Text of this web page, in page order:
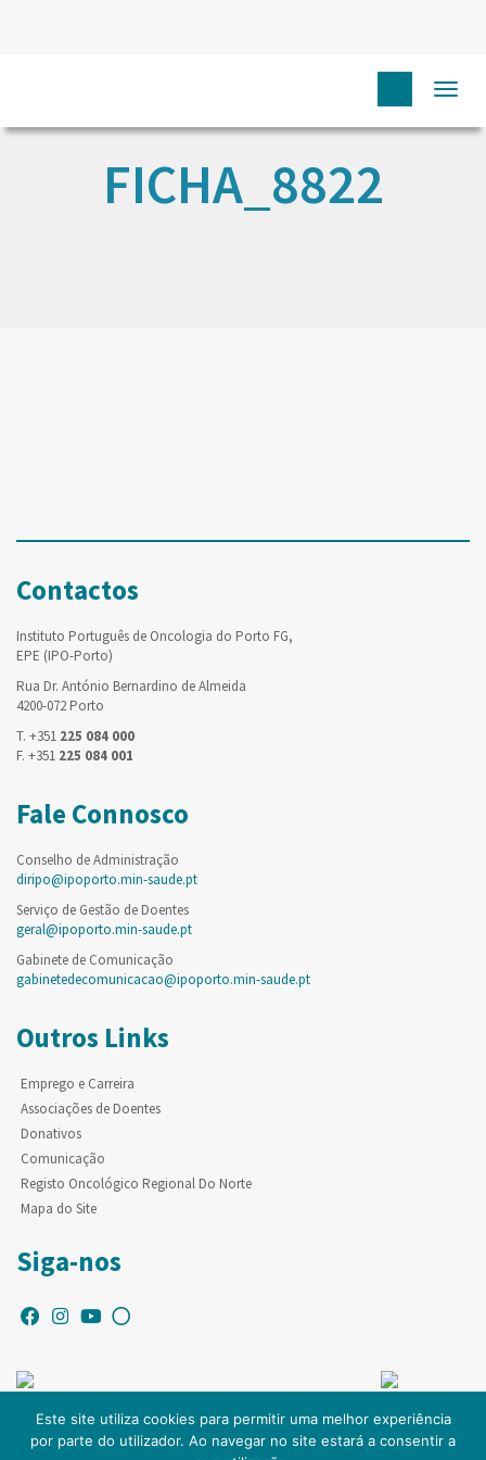
FICHA_8822
Contactos
Instituto Português de Oncologia do Porto FG,
EPE (IPO-Porto)
Rua Dr. António Bernardino de Almeida
4200-072 Porto
T. +351 225 084 000
F. +351 225 084 001
Fale Connosco
Conselho de Administração
diripo@ipoporto.min-saude.pt
Serviço de Gestão de Doentes
geral@ipoporto.min-saude.pt
Gabinete de Comunicação
gabinetedecomunicacao@ipoporto.min-saude.pt
Outros Links
Emprego e Carreira
Associações de Doentes
Donativos
Comunicação
Registo Oncológico Regional Do Norte
Mapa do Site
Siga-nos
Este site utiliza cookies para permitir uma melhor experiência
por parte do utilizador. Ao navegar no site estará a consentir a